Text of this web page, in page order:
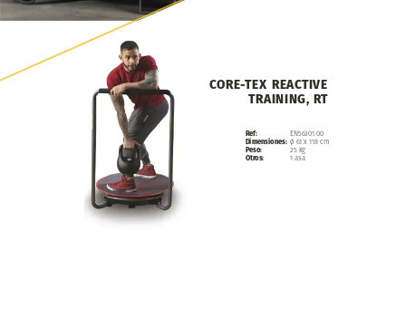
CORE-TEX REACTIVE
TRAINING, RT
Ref:
Dimensiones:
Peso:
Otros:
EN56301.00
ø 61 x 118 cm
25 kg
1 asa